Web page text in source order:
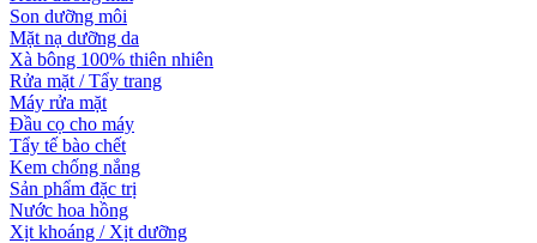
Son dưỡng môi
Mặt nạ dưỡng da
Xà bông 100% thiên nhiên
Rửa mặt / Tẩy trang
Máy rửa mặt
Đầu cọ cho máy
Tẩy tế bào chết
Kem chống nắng
Sản phẩm đặc trị
Nước hoa hồng
Xịt khoáng / Xịt dưỡng